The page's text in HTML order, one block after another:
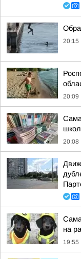
20:15
20:09
20:08
на
19:55